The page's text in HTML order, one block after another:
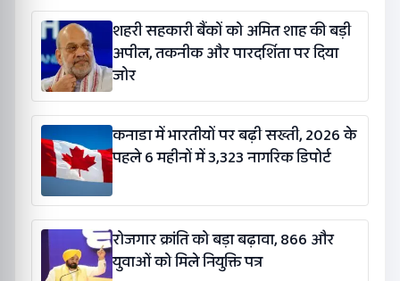
शहरी सहकारी बैंकों को अमित शाह की बड़ी
अपील, तकनीक और पारदर्शिता पर दिया
जोर
कनाडा में भारतीयों पर बढ़ी सख्ती, 2026 के
पहले 6 महीनों में 3,323 नागरिक डिपोर्ट
रोजगार क्रांति को बड़ा बढ़ावा, 866 और
युवाओं को मिले नियुक्ति पत्र